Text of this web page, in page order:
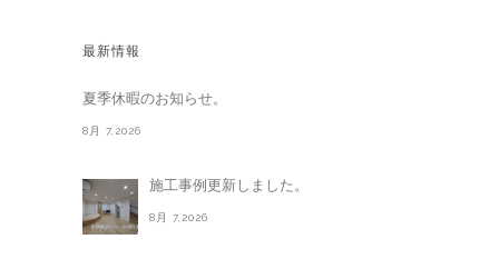
最新情報
夏季休暇のお知らせ。
8月 7,2026
施工事例更新しました。
8月 7,2026